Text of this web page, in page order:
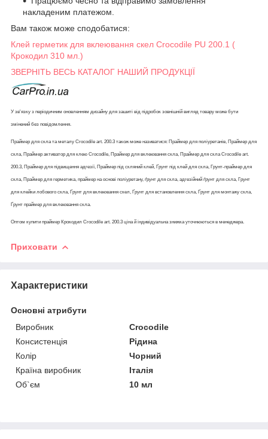
накладеним платежом.
Вам також може сподобатися:
Клей герметик для вклеювання скел Crocodile PU 200.1 (
Крокодил 310 мл.)
ЗВЕРНІТЬ ВЕСЬ КАТАЛОГ НАШИЙ ПРОДУКЦІЇ
У зв'язку з періодичним оновленням дизайну для зашиті від підробок зовнішній вигляд товару може бути
змінений без повідомлення.
Праймер для скла та металу Crocodile art. 200.3 також може називатися: Праймер для поліуретанів, Праймер для
скла, Праймер активатор для клею Crocodile, Праймер для вклеювання скла, Праймер для скла Crocodile art.
200.3, Праймер для підвищення адгезії, Праймер під скляний клей, Ґрунт під клей для скла, Грунт-праймер для
скла, Праймер для герметика, праймер на основі поліуретану, ґрунт для скла, адгезійний ґрунт для скла, Грунт
для клейки лобового скла, Ґрунт для вклеювання скел, Ґрунт для встановлення скла, Ґрунт для монтажу скла,
Ґрунт праймер для вклеювання скла.
Оптом купити праймер Крокодил Crocodile art. 200.3 ціна й індивідуальна знижка уточнюються в менеджера.
Приховати
Характеристики
Основні атрибути
Виробник
Crocodile
Консистенція
Рідина
Колір
Чорний
Країна виробник
Італія
Об`єм
10 мл